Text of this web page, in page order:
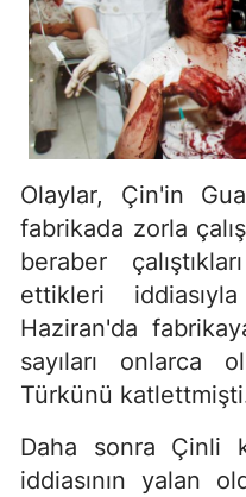
Olaylar, Çin'in
fabrikada zorla
beraber
ettikleri
Haziran'da
sayıları onlarca
Türkünü
Daha sonra Çinli
iddiasının yalan